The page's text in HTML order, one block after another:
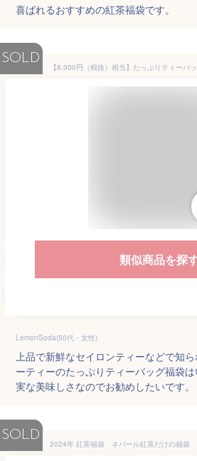
喜ばれるおすすめの紅茶福袋です。
SOLD
類似商品を探
LemonSoda(50代・女性)
上品で新鮮なセイロンティーなどで知
ーティーのたっぷりティーバッグ福袋
実な美味しさなのでお勧めしたいです。
SOLD